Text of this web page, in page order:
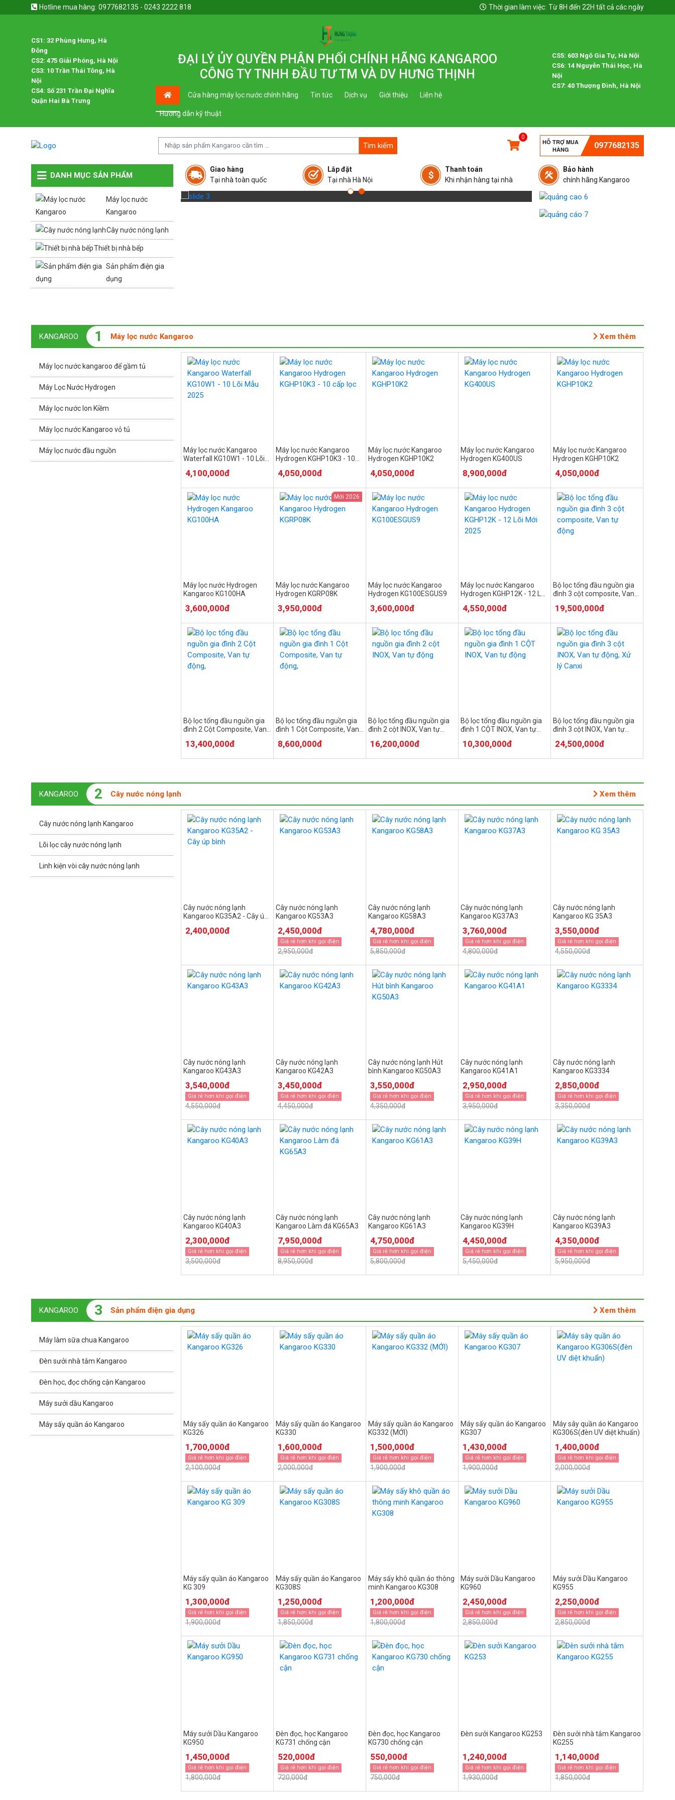
Hotline mua hàng: 0977682135 - 0243 2222 818 Thời gian làm việc: Từ 8H đến 22H tất cả các ngày
CS1: 32 Phùng Hưng, Hà
Đông
CS2: 475 Giải Phóng, Hà Nội
CS3: 10 Trần Thái Tông, Hà
Nội
CS4: Số 231 Trần Đại Nghĩa
Quận Hai Bà Trưng
ĐẠI LÝ ỦY QUYỀN PHÂN PHỐI CHÍNH HÃNG KANGAROO
CÔNG TY TNHH ĐẦU TƯ TM VÀ DV HƯNG THỊNH
Cửa hàng máy lọc nước chính hãng Tin tức Dịch vụ Giới thiệu Liên hệ
Hướng dẫn kỹ thuật
CS5: 603 Ngô Gia Tự, Hà Nội
CS6: 14 Nguyễn Thái Học, Hà
Nội
CS7: 40 Thượng Đình, Hà Nội
Tìm kiếm
0
HỖ TRỢ MUA
HÀNG
0977682135
DANH MỤC SẢN PHẨM
Máy lọc nước
Kangaroo
Cây nước nóng lạnh
Thiết bị nhà bếp
Sản phẩm điện gia
dụng
Giao hàng
Tại nhà toàn quốc
Lắp đặt
Tại nhà Hà Nội
Thanh toán
Khi nhận hàng tại nhà
Bảo hành
chính hãng Kangaroo
KANGAROO 1 Máy lọc nước Kangaroo Xem thêm
Máy lọc nước kangaroo để gầm tủ
Máy Lọc Nước Hydrogen
Máy lọc nước Ion Kiềm
Máy lọc nước Kangaroo vỏ tủ
Máy lọc nước đầu nguồn
Máy lọc nước Kangaroo
Waterfall KG10W1 - 10 Lõi
4,100,000đ
Máy lọc nước Kangaroo
Hydrogen KGHP10K3 - 10
4,050,000đ
Máy lọc nước Kangaroo
Hydrogen KGHP10K2
4,050,000đ
Máy lọc nước Kangaroo
Hydrogen KG400US
8,900,000đ
Máy lọc nước Kangaroo
Hydrogen KGHP10K2
4,050,000đ
Máy lọc nước Hydrogen
Kangaroo KG100HA
3,600,000đ
Mới 2026
Máy lọc nước Kangaroo
Hydrogen KGRP08K
3,950,000đ
Máy lọc nước Kangaroo
Hydrogen KG100ESGUS9
3,600,000đ
Máy lọc nước Kangaroo
Hydrogen KGHP12K - 12 Lõi
4,550,000đ
Bộ lọc tổng đầu nguồn gia
đình 3 cột composite, Van
19,500,000đ
Bộ lọc tổng đầu nguồn gia
đình 2 Cột Composite, Van
13,400,000đ
Bộ lọc tổng đầu nguồn gia
đình 1 Cột Composite, Van
8,600,000đ
Bộ lọc tổng đầu nguồn gia
đình 2 cột INOX, Van tự
16,200,000đ
Bộ lọc tổng đầu nguồn gia
đình 1 CỘT INOX, Van tự
10,300,000đ
Bộ lọc tổng đầu nguồn gia
đình 3 cột INOX, Van tự
24,500,000đ
KANGAROO 2 Cây nước nóng lạnh Xem thêm
Cây nước nóng lạnh Kangaroo
Lõi lọc cây nước nóng lạnh
Linh kiện vòi cây nước nóng lạnh
Cây nước nóng lạnh
Kangaroo KG35A2 - Cây úp
2,400,000đ
Cây nước nóng lạnh
Kangaroo KG53A3
2,450,000đ
Giá rẻ hơn khi gọi điện
2,950,000đ
Cây nước nóng lạnh
Kangaroo KG58A3
4,780,000đ
Giá rẻ hơn khi gọi điện
5,850,000đ
Cây nước nóng lạnh
Kangaroo KG37A3
3,760,000đ
Giá rẻ hơn khi gọi điện
4,800,000đ
Cây nước nóng lạnh
Kangaroo KG 35A3
3,550,000đ
Giá rẻ hơn khi gọi điện
4,550,000đ
Cây nước nóng lạnh
Kangaroo KG43A3
3,540,000đ
Giá rẻ hơn khi gọi điện
4,550,000đ
Cây nước nóng lạnh
Kangaroo KG42A3
3,450,000đ
Giá rẻ hơn khi gọi điện
4,450,000đ
Cây nước nóng lạnh Hút
bình Kangaroo KG50A3
3,550,000đ
Giá rẻ hơn khi gọi điện
4,350,000đ
Cây nước nóng lạnh
Kangaroo KG41A1
2,950,000đ
Giá rẻ hơn khi gọi điện
3,950,000đ
Cây nước nóng lạnh
Kangaroo KG3334
2,850,000đ
Giá rẻ hơn khi gọi điện
3,350,000đ
Cây nước nóng lạnh
Kangaroo KG40A3
2,300,000đ
Giá rẻ hơn khi gọi điện
3,500,000đ
Cây nước nóng lạnh
Kangaroo Làm đá KG65A3
7,950,000đ
Giá rẻ hơn khi gọi điện
8,950,000đ
Cây nước nóng lạnh
Kangaroo KG61A3
4,750,000đ
Giá rẻ hơn khi gọi điện
5,800,000đ
Cây nước nóng lạnh
Kangaroo KG39H
4,450,000đ
Giá rẻ hơn khi gọi điện
5,450,000đ
Cây nước nóng lạnh
Kangaroo KG39A3
4,350,000đ
Giá rẻ hơn khi gọi điện
5,950,000đ
KANGAROO 3 Sản phẩm điện gia dụng Xem thêm
Máy làm sữa chua Kangaroo
Đèn sưởi nhà tắm Kangaroo
Đèn học, đọc chống cận Kangaroo
Máy sưởi dầu Kangaroo
Máy sấy quần áo Kangaroo
Máy sấy quần áo Kangaroo
KG326
1,700,000đ
Giá rẻ hơn khi gọi điện
2,100,000đ
Máy sấy quần áo Kangaroo
KG330
1,600,000đ
Giá rẻ hơn khi gọi điện
2,000,000đ
Máy sấy quần áo Kangaroo
KG332 (MỚI)
1,500,000đ
Giá rẻ hơn khi gọi điện
1,900,000đ
Máy sấy quần áo Kangaroo
KG307
1,430,000đ
Giá rẻ hơn khi gọi điện
1,900,000đ
Máy sây quần áo Kangaroo
KG306S(đèn UV diệt khuẩn)
1,400,000đ
Giá rẻ hơn khi gọi điện
2,000,000đ
Máy sấy quần áo Kangaroo
KG 309
1,300,000đ
Giá rẻ hơn khi gọi điện
1,900,000đ
Máy sấy quần áo Kangaroo
KG308S
1,250,000đ
Giá rẻ hơn khi gọi điện
1,850,000đ
Máy sấy khô quần áo thông
minh Kangaroo KG308
1,200,000đ
Giá rẻ hơn khi gọi điện
1,800,000đ
Máy sưởi Dầu Kangaroo
KG960
2,450,000đ
Giá rẻ hơn khi gọi điện
2,850,000đ
Máy sưởi Dầu Kangaroo
KG955
2,250,000đ
Giá rẻ hơn khi gọi điện
2,850,000đ
Máy sưởi Dầu Kangaroo
KG950
1,450,000đ
Giá rẻ hơn khi gọi điện
1,800,000đ
Đèn đọc, học Kangaroo
KG731 chống cận
520,000đ
Giá rẻ hơn khi gọi điện
720,000đ
Đèn đọc, học Kangaroo
KG730 chống cận
550,000đ
Giá rẻ hơn khi gọi điện
750,000đ
Đèn sưởi Kangaroo KG253
1,240,000đ
Giá rẻ hơn khi gọi điện
1,930,000đ
Đèn sưởi nhà tắm Kangaroo
KG255
1,140,000đ
Giá rẻ hơn khi gọi điện
1,850,000đ